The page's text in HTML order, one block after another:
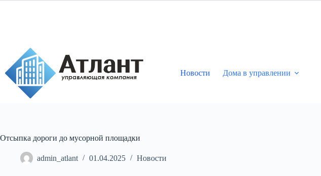
Новости Дома в управлении
Отсыпка дороги до мусорной площадки
admin_atlant 01.04.2025 Новости